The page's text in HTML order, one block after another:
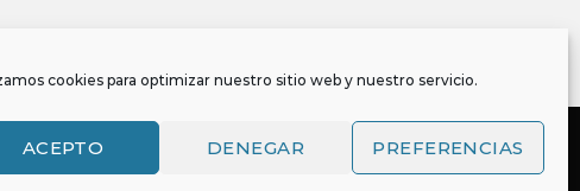
cookies para optimizar nuestro sitio web y nuestro servicio.
ACEPTO DENEGAR PREFERENCIAS